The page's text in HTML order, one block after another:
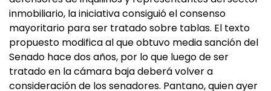
inmobiliario, la iniciativa consiguió el consenso
mayoritario para ser tratado sobre tablas. El texto
propuesto modifica al que obtuvo media sanción del
Senado hace dos años, por lo que luego de ser
tratado en la cámara baja deberá volver a
consideración de los senadores. Pantano, quien ayer